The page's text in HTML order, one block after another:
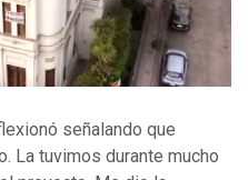
señalando que
La tuvimos durante mucho